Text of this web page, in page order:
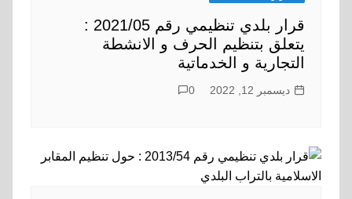
قرار بلدي تنظيمي رقم 2021/05 :
يتعلق بتنظيم الحرف و الانشطة
التجارية و الخدماتية
ديسمبر 12, 2022 0